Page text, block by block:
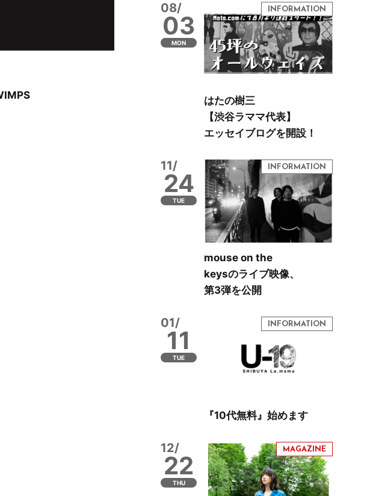
08/
03
MON
はたの樹三
【渋谷ラママ代表】
エッセイブログを開設！
11/
24
TUE
mouse on the
keysのライブ映像、
第3弾を公開
01/
11
TUE
『10代無料』始めます
12/
22
THU